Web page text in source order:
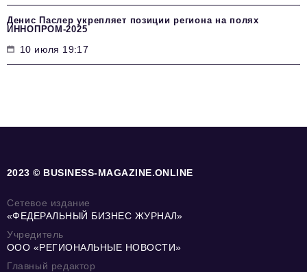
Денис Паслер укрепляет позиции региона на полях
ИННОПРОМ-2025
10 июля 19:17
2023 © BUSINESS-MAGAZINE.ONLINE
Сетевое издание
«ФЕДЕРАЛЬНЫЙ БИЗНЕС ЖУРНАЛ»
Учредитель
ООО «РЕГИОНАЛЬНЫЕ НОВОСТИ»
Главный редактор